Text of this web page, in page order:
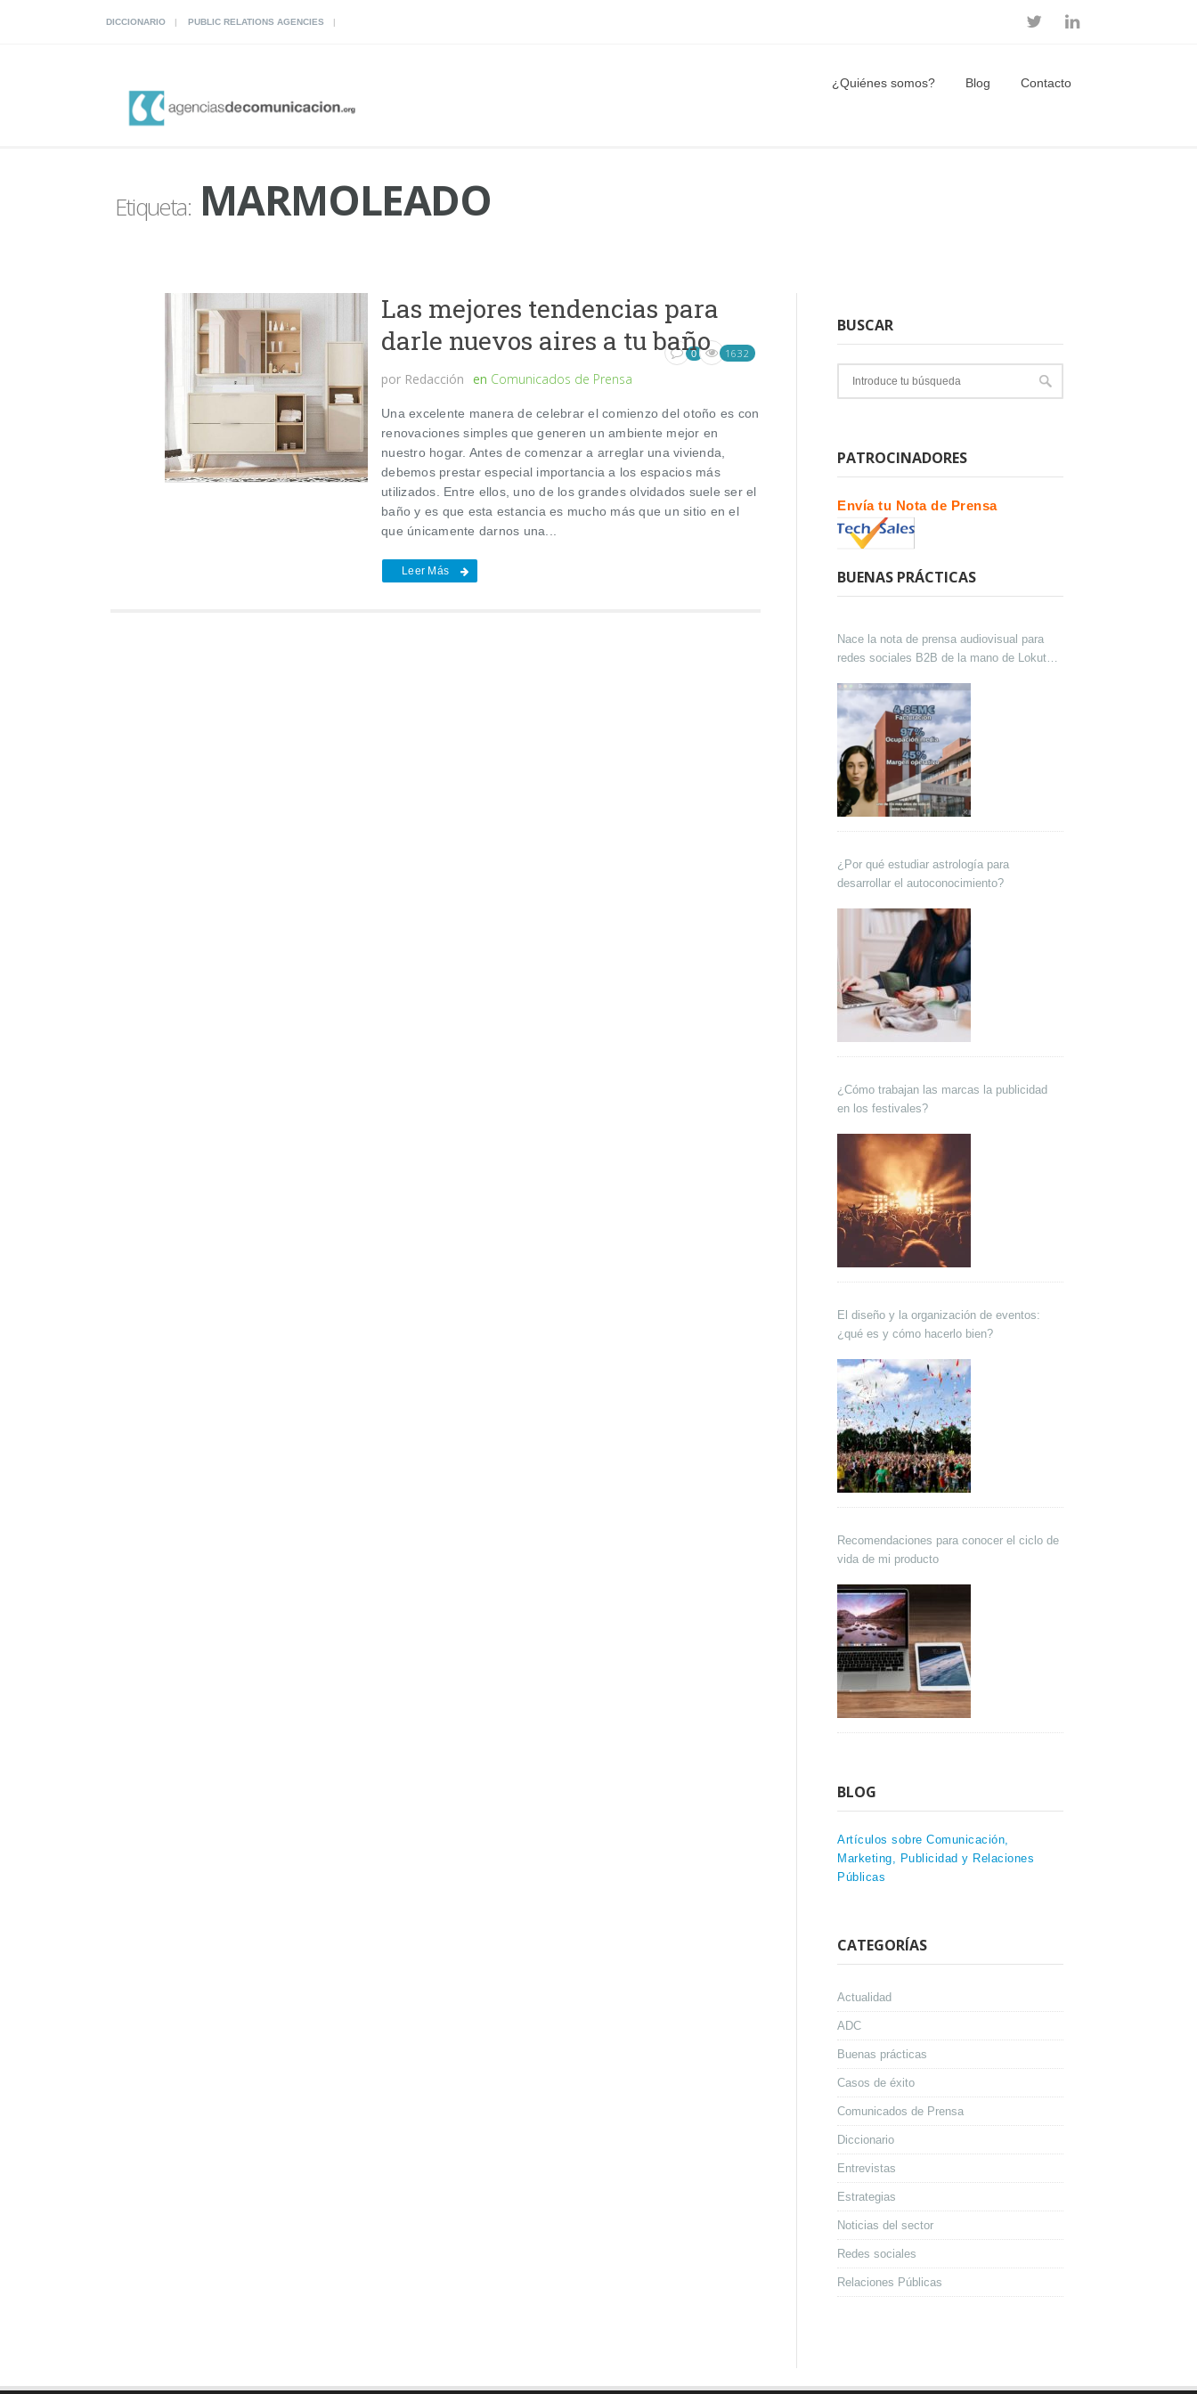
DICCIONARIO PUBLIC RELATIONS AGENCIES
¿Quiénes somos? Blog Contacto
Etiqueta:MARMOLEADO
Las mejores tendencias para
darle nuevos aires a tu baño
por Redacción en Comunicados de Prensa
0 1632
Una excelente manera de celebrar el comienzo del otoño es con
renovaciones simples que generen un ambiente mejor en
nuestro hogar. Antes de comenzar a arreglar una vivienda,
debemos prestar especial importancia a los espacios más
utilizados. Entre ellos, uno de los grandes olvidados suele ser el
baño y es que esta estancia es mucho más que un sitio en el
que únicamente darnos una...
Leer Más
BUSCAR
PATROCINADORES
Envía tu Nota de Prensa
BUENAS PRÁCTICAS
Nace la nota de prensa audiovisual para
redes sociales B2B de la mano de Lokutor
¿Por qué estudiar astrología para
desarrollar el autoconocimiento?
¿Cómo trabajan las marcas la publicidad
en los festivales?
El diseño y la organización de eventos:
¿qué es y cómo hacerlo bien?
Recomendaciones para conocer el ciclo de
vida de mi producto
BLOG
Artículos sobre Comunicación,
Marketing, Publicidad y Relaciones
Públicas
CATEGORÍAS
Actualidad
ADC
Buenas prácticas
Casos de éxito
Comunicados de Prensa
Diccionario
Entrevistas
Estrategias
Noticias del sector
Redes sociales
Relaciones Públicas